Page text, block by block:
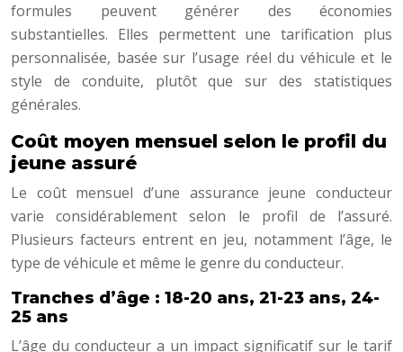
formules peuvent générer des économies
substantielles. Elles permettent une tarification plus
personnalisée, basée sur l’usage réel du véhicule et le
style de conduite, plutôt que sur des statistiques
générales.
Coût moyen mensuel selon le profil du
jeune assuré
Le coût mensuel d’une assurance jeune conducteur
varie considérablement selon le profil de l’assuré.
Plusieurs facteurs entrent en jeu, notamment l’âge, le
type de véhicule et même le genre du conducteur.
Tranches d’âge : 18-20 ans, 21-23 ans, 24-
25 ans
L’âge du conducteur a un impact significatif sur le tarif